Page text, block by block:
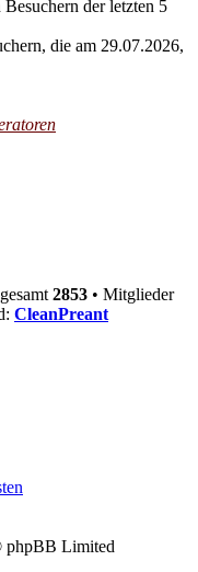
der letzten 5
die am 29.07.2026,
2853 • Mitglieder
CleanPreant
phpBB Limited